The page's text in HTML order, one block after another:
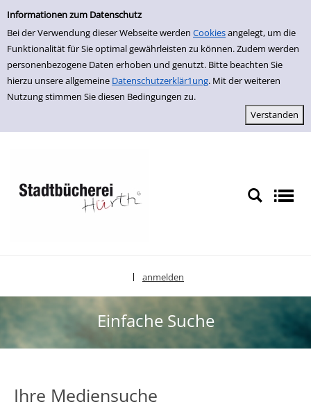
Einfache Suche
Informationen zum Datenschutz
Bei der Verwendung dieser Webseite werden Cookiesangelegt, um die
Funktionalität für Sie optimal gewährleisten zu können. Zudem werden
personenbezogene Daten erhoben und genutzt. Bitte beachten Sie
hierzu unsere allgemeine Datenschutzerklär1ung. Mit der weiteren
Nutzung stimmen Sie diesen Bedingungen zu.
zur Navigation springen
zum Inhalt springen
Zu den Suchfiltern springen
Zur Trefferliste springen
anmelden
Einfache Suche
Ihre Mediensuche